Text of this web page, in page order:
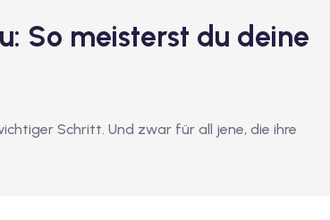
So meisterst du deine
Schritt. Und zwar für all jene, die ihre